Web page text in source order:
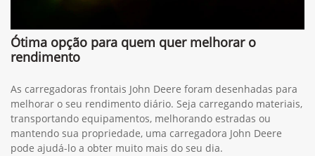
Ótima opção para quem quer melhorar o
rendimento
As carregadoras frontais John Deere foram desenhadas para
melhorar o seu rendimento diário. Seja carregando materiais,
transportando equipamentos, melhorando estradas ou
mantendo sua propriedade, uma carregadora John Deere
pode ajudá-lo a obter muito mais do seu dia.